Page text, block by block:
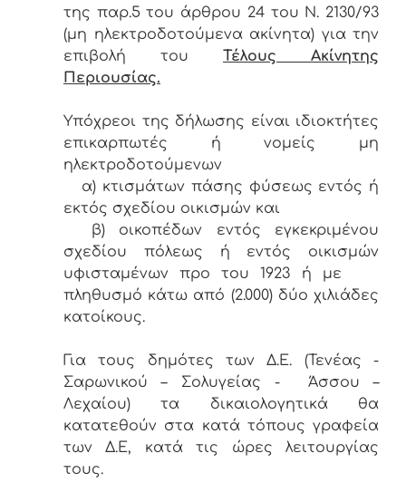
της παρ.5 του άρθρου 24 του Ν. 2130/93
(μη ηλεκτροδοτούμενα ακίνητα) για την
επιβολή του
Τέλους Ακίνητης
Περιουσίας.
Υπόχρεοι της δήλωσης είναι ιδιοκτήτες
επικαρπωτές ή νομείς μη
ηλεκτροδοτούμενων
α) κτισμάτων πάσης φύσεως εντός ή
εκτός σχεδίου οικισμών και
β) οικοπέδων εντός εγκεκριμένου
σχεδίου πόλεως ή εντός οικισμών
υφισταμένων προ του 1923 ή με
πληθυσμό κάτω από (2.000) δύο χιλιάδες
κατοίκους.
Για τους δημότες των Δ.Ε. (Τενέας -
Σαρωνικού – Σολυγείας - Άσσου –
Λεχαίου) τα δικαιολογητικά θα
κατατεθούν στα κατά τόπους γραφεία
των Δ.Ε, κατά τις ώρες λειτουργίας
τους.